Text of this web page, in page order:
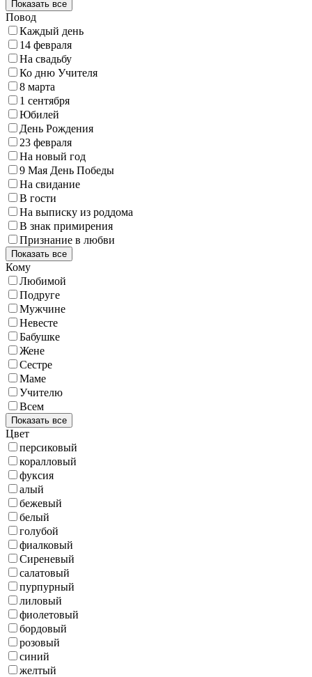
Показать все
Повод
Каждый день
14 февраля
На свадьбу
Ко дню Учителя
8 марта
1 сентября
Юбилей
День Рождения
23 февраля
На новый год
9 Мая День Победы
На свидание
В гости
На выписку из роддома
В знак примирения
Признание в любви
Показать все
Кому
Любимой
Подруге
Мужчине
Невесте
Бабушке
Жене
Сестре
Маме
Учителю
Всем
Показать все
Цвет
персиковый
коралловый
фуксия
алый
бежевый
белый
голубой
фиалковый
Сиреневый
салатовый
пурпурный
лиловый
фиолетовый
бордовый
розовый
синий
желтый